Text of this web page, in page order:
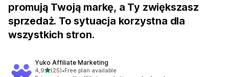
promują Twoją markę, a Ty zwiększasz
sprzedaż. To sytuacja korzystna dla
wszystkich stron.
Yuko Affiliate Marketing
4,9na 5 gwiazdek
(25)
Łączna liczba recenzji: 25
•Free plan available